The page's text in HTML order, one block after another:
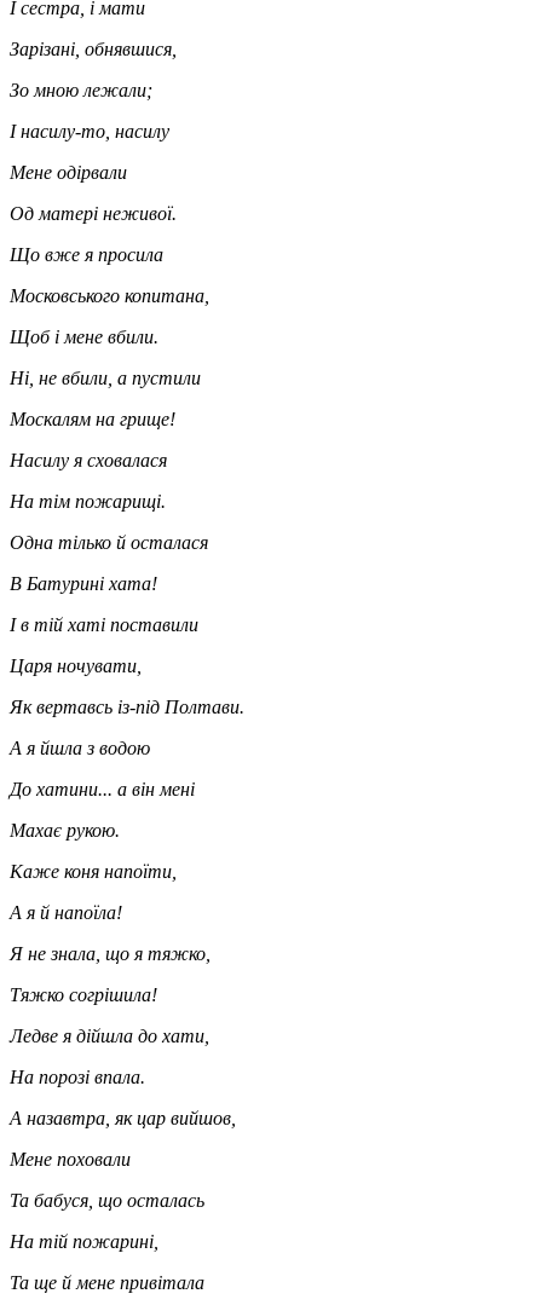
І сестра, і мати
Зарізані, обнявшися,
Зо мною лежали;
І насилу-то, насилу
Мене одірвали
Од матері неживої.
Що вже я просила
Московського копитана,
Щоб і мене вбили.
Ні, не вбили, а пустили
Москалям на грище!
Насилу я сховалася
На тім пожарищі.
Одна тілько й осталася
В Батурині хата!
І в тій хаті поставили
Царя ночувати,
Як вертавсь із-під Полтави.
А я йшла з водою
До хатини... а він мені
Махає рукою.
Каже коня напоїти,
А я й напоїла!
Я не знала, що я тяжко,
Тяжко согрішила!
Ледве я дійшла до хати,
На порозі впала.
А назавтра, як цар вийшов,
Мене поховали
Та бабуся, що осталась
На тій пожарині,
Та ще й мене привітала